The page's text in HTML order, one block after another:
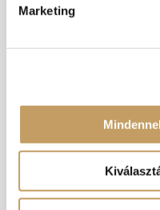
Marketing